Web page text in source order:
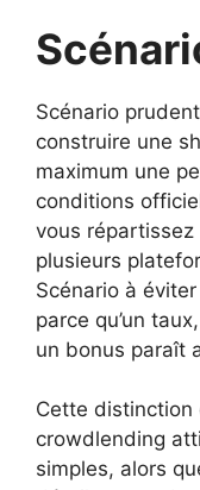
Scénario
construire une
maximum une
conditions
vous
plusieurs
Scénario à
parce qu’un
un bonus paraît
Cette distinction
crowdlending
simples, alors